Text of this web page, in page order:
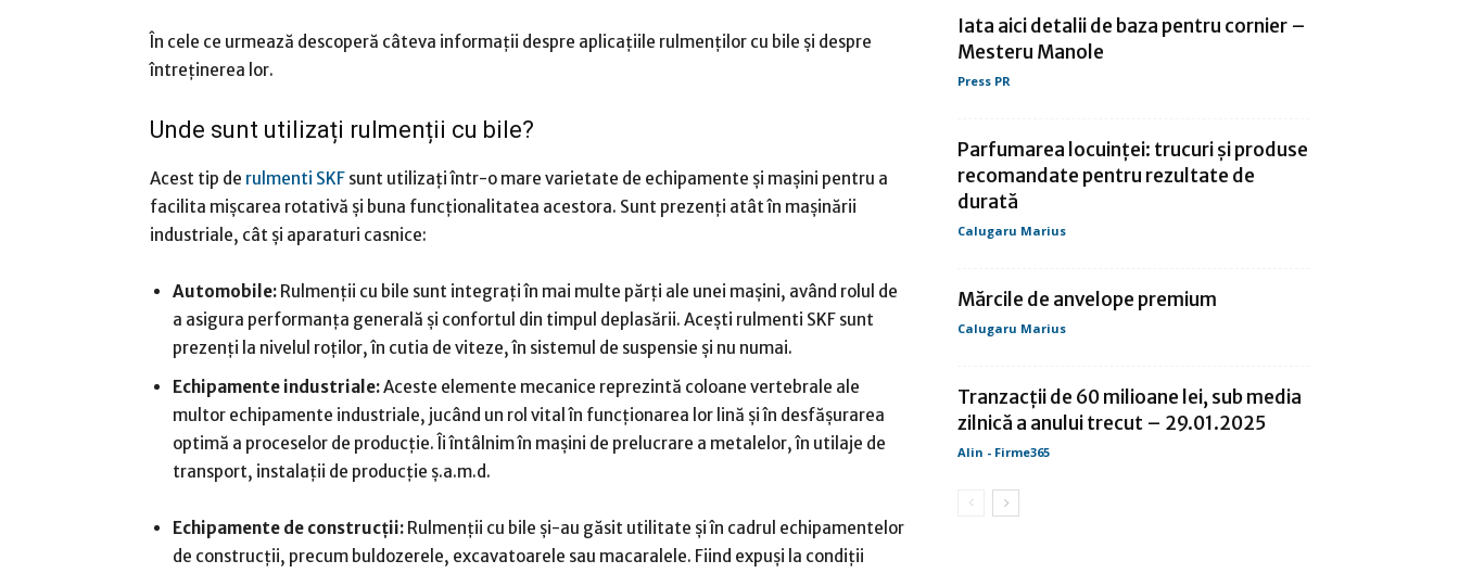
În cele ce urmează descoperă câteva informații despre aplicațiile rulmenților cu bile și despre
întreținerea lor.
Unde sunt utilizați rulmenții cu bile?
Acest tip de rulmenti SKF sunt utilizați într-o mare varietate de echipamente și mașini pentru a
facilita mișcarea rotativă și buna funcționalitatea acestora. Sunt prezenți atât în mașinării
industriale, cât și aparaturi casnice:
Automobile: Rulmenții cu bile sunt integrați în mai multe părți ale unei mașini, având rolul de
a asigura performanța generală și confortul din timpul deplasării. Acești rulmenti SKF sunt
prezenți la nivelul roților, în cutia de viteze, în sistemul de suspensie și nu numai.
Echipamente industriale:Aceste elemente mecanice reprezintă coloane vertebrale ale
multor echipamente industriale, jucând un rol vital în funcționarea lor lină și în desfășurarea
optimă a proceselor de producție. Îi întâlnim în mașini de prelucrare a metalelor, în utilaje de
transport, instalații de producție ș.a.m.d.
Echipamente de construcții: Rulmenții cu bile și-au găsit utilitate și în cadrul echipamentelor
de construcții, precum buldozerele, excavatoarele sau macaralele. Fiind expuși la condiții
Iata aici detalii de baza pentru cornier –
Mesteru Manole
Press PR
Parfumarea locuinței: trucuri și produse
recomandate pentru rezultate de
durată
Calugaru Marius
Mărcile de anvelope premium
Calugaru Marius
Tranzacţii de 60 milioane lei, sub media
zilnică a anului trecut – 29.01.2025
Alin - Firme365